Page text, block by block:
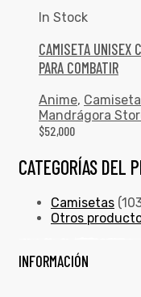
In Stock
CAMISETA UNISEX
PARA COMBATIR
Anime,
Mandrágora
$52,000
CATEGORÍAS DEL
Camisetas
Otros
INFORMACIÓN